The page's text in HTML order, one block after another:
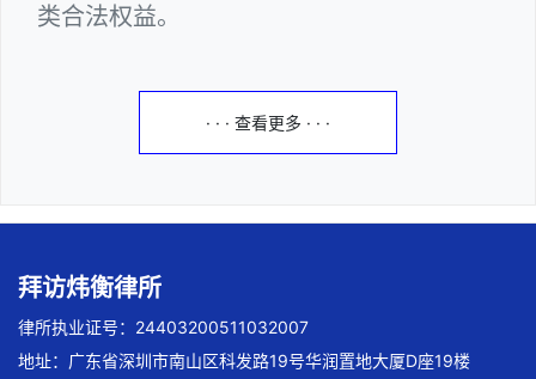
类合法权益。
· · · 查看更多 · · ·
拜访炜衡律所
律所执业证号：24403200511032007
地址：广东省深圳市南山区科发路19号华润置地大厦D座19楼